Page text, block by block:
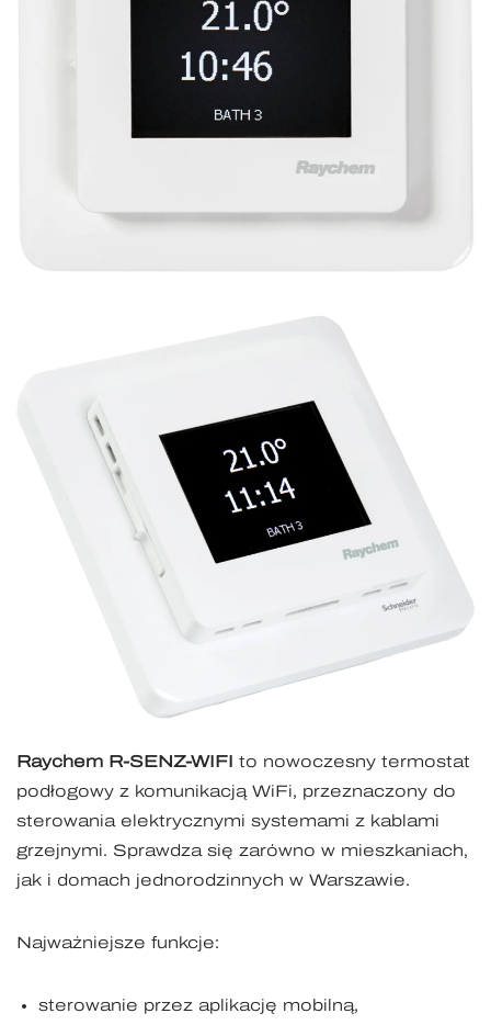
Raychem R-SENZ-WIFI
to nowoczesny termostat
podłogowy z komunikacją WiFi, przeznaczony do
sterowania elektrycznymi systemami z kablami
grzejnymi. Sprawdza się zarówno w mieszkaniach,
jak i domach jednorodzinnych w Warszawie.
Najważniejsze funkcje:
sterowanie przez aplikację mobilną,